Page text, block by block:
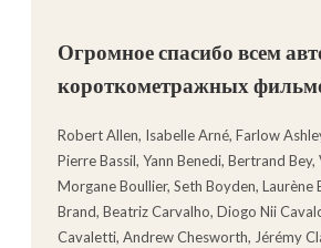
Огромное спасибо всем
короткометражных
Robert Allen, Isabelle Arné, Farlow
Pierre Bassil, Yann Benedi, Bertrand
Morgane Boullier, Seth Boyden, Laurène
Brand, Beatriz Carvalho, Diogo Nii
Cavaletti, Andrew Chesworth, Jérémy